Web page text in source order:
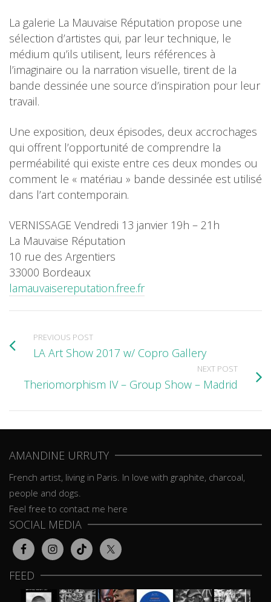
La galerie La Mauvaise Réputation propose une
sélection d’artistes qui, par leur technique, le
médium qu’ils utilisent, leurs références à
l’imaginaire ou la narration visuelle, tirent de la
bande dessinée une source d’inspiration pour leur
travail.
Une exposition, deux épisodes, deux accrochages
qui offrent l’opportunité de comprendre la
perméabilité qui existe entre ces deux mondes ou
comment le « matériau » bande dessinée est utilisé
dans l’art contemporain.
VERNISSAGE Vendredi 13 janvier 19h – 21h
La Mauvaise Réputation
10 rue des Argentiers
33000 Bordeaux
lamauvaisereputation.free.fr
PREVIOUS POST
LA Art Show 2017 w/ Copro Gallery
NEXT POST
Theriomorphism IV – Group Show – Madrid
AMANDINE URRUTY
French artist, living in Paris. In love with graphite, charcoal,
people and dogs.
Feel free to contact me here
SOCIAL MEDIA
FEED